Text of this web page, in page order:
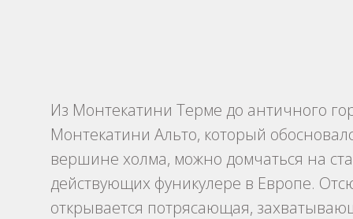
Из Монтекатини Терме до античного
Монтекатини Альто, который
вершине холма, можно домчаться на
действующих фуникулере в Европе.
открывается потрясающая,